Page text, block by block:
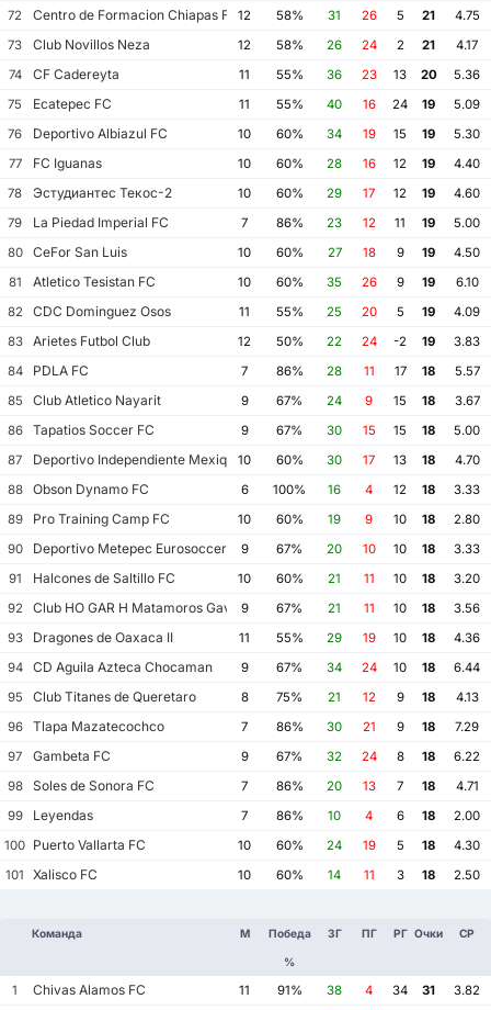
72
Centro de Formacion Chiapas Futbol
12 58% 31 26 5 21
4.75
73
Club Novillos Neza 12 58% 26 24 2 21
4.17
74
CF Cadereyta 11 55% 36 23 13 20
5.36
75
Ecatepec FC 11 55% 40 16 24 19
5.09
76
Deportivo Albiazul FC 10 60% 34 19 15 19
5.30
77
FC Iguanas 10 60% 28 16 12 19
4.40
78
Эстудиантес Текос-2 10 60% 29 17 12 19
4.60
79
La Piedad Imperial FC 7 86% 23 12 11 19
5.00
80
CeFor San Luis 10 60% 27 18 9 19
4.50
81
Atletico Tesistan FC 10 60% 35 26 9 19
6.10
82
CDC Dominguez Osos 11 55% 25 20 5 19
4.09
83
Arietes Futbol Club 12 50% 22 24 -2 19
3.83
84
PDLA FC 7 86% 28 11 17 18
5.57
85
Club Atletico Nayarit 9 67% 24 9 15 18
3.67
86
Tapatios Soccer FC 9 67% 30 15 15 18
5.00
87
Deportivo Independiente Mexiquense
10 60% 30 17 13 18
4.70
88
Obson Dynamo FC 6 100% 16 4 12 18
3.33
89
Pro Training Camp FC 10 60% 19 9 10 18
2.80
90
Deportivo Metepec Eurosoccer FC
9 67% 20 10 10 18
3.33
91
Halcones de Saltillo FC 10 60% 21 11 10 18
3.20
92
Club HO GAR H Matamoros Gavilanes FC Matamoros II
9 67% 21 11 10 18
3.56
93
Dragones de Oaxaca II 11 55% 29 19 10 18
4.36
94
CD Aguila Azteca Chocaman 9 67% 34 24 10 18
6.44
95
Club Titanes de Queretaro 8 75% 21 12 9 18
4.13
96
Tlapa Mazatecochco 7 86% 30 21 9 18
7.29
97
Gambeta FC 9 67% 32 24 8 18
6.22
98
Soles de Sonora FC 7 86% 20 13 7 18
4.71
99
Leyendas 7 86% 10 4 6 18
2.00
100 Puerto Vallarta FC 10 60% 24 19 5 18
4.30
101
Xalisco FC 10 60% 14 11 3 18 2.50
Команда М Победа
%
ЗГ ПГ РГ Очки СР
1 Chivas Alamos FC 11 91% 38 4 34 31
3.82